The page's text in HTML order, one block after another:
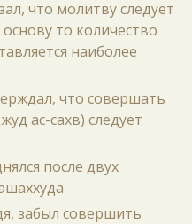
что молитву следует
то количество
наиболее
что совершать
ас-сахв) следует
после двух
забыл совершить